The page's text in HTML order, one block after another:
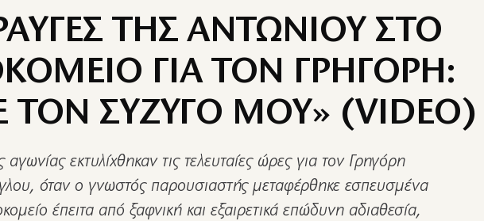
ΤΗΣ ΑΝΤΩΝΙΟΥ ΣΤΟ
ΓΙΑ ΤΟΝ ΓΡΗΓΟΡΗ:
ΤΟΝ ΣΥΖΥΓΟ ΜΟΥ» (VIDEO)
αγωνίας εκτυλίχθηκαν τις τελευταίες ώρες για τον Γρηγόρη
όταν ο γνωστός παρουσιαστής μεταφέρθηκε εσπευσμένα
έπειτα από ξαφνική και εξαιρετικά επώδυνη αδιαθεσία,